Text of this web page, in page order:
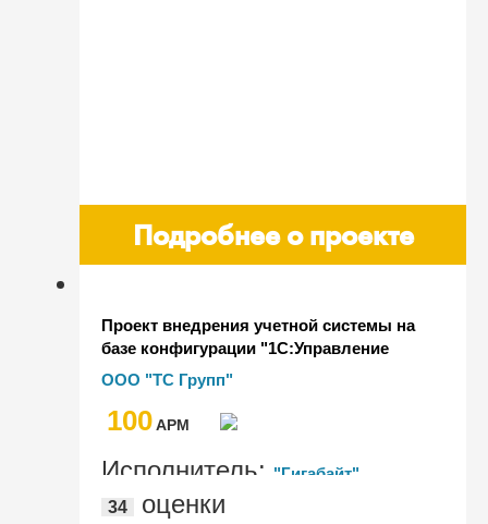
Подробнее о проекте
Проект внедрения учетной системы на
базе конфигурации "1С:Управление
холдингом 8" для ООО "ТС ГРУПП"
ООО "ТС Групп"
100AРМ
Исполнитель: "Гигабайт"
34
оценки